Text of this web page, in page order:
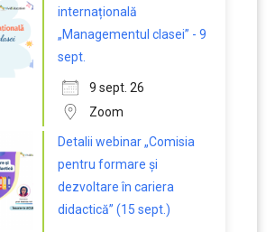
internațională
„Managementul clasei” - 9
sept.
9 sept. 26
Zoom
Detalii webinar „Comisia
pentru formare și
dezvoltare în cariera
didactică” (15 sept.)